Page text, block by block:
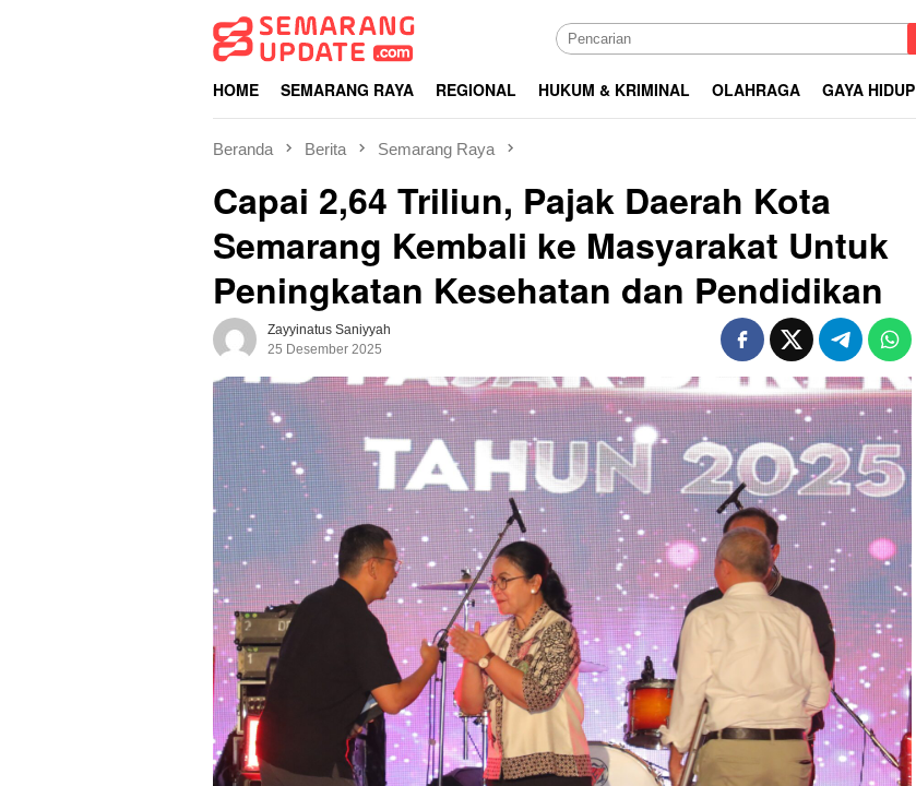
HOME SEMARANG RAYA REGIONAL HUKUM & KRIMINAL OLAHRAGA GAYA HIDUP
Beranda Berita Semarang Raya
Capai 2,64 Triliun, Pajak Daerah Kota
Semarang Kembali ke Masyarakat Untuk
Peningkatan Kesehatan dan Pendidikan
Zayyinatus Saniyyah
25 Desember 2025